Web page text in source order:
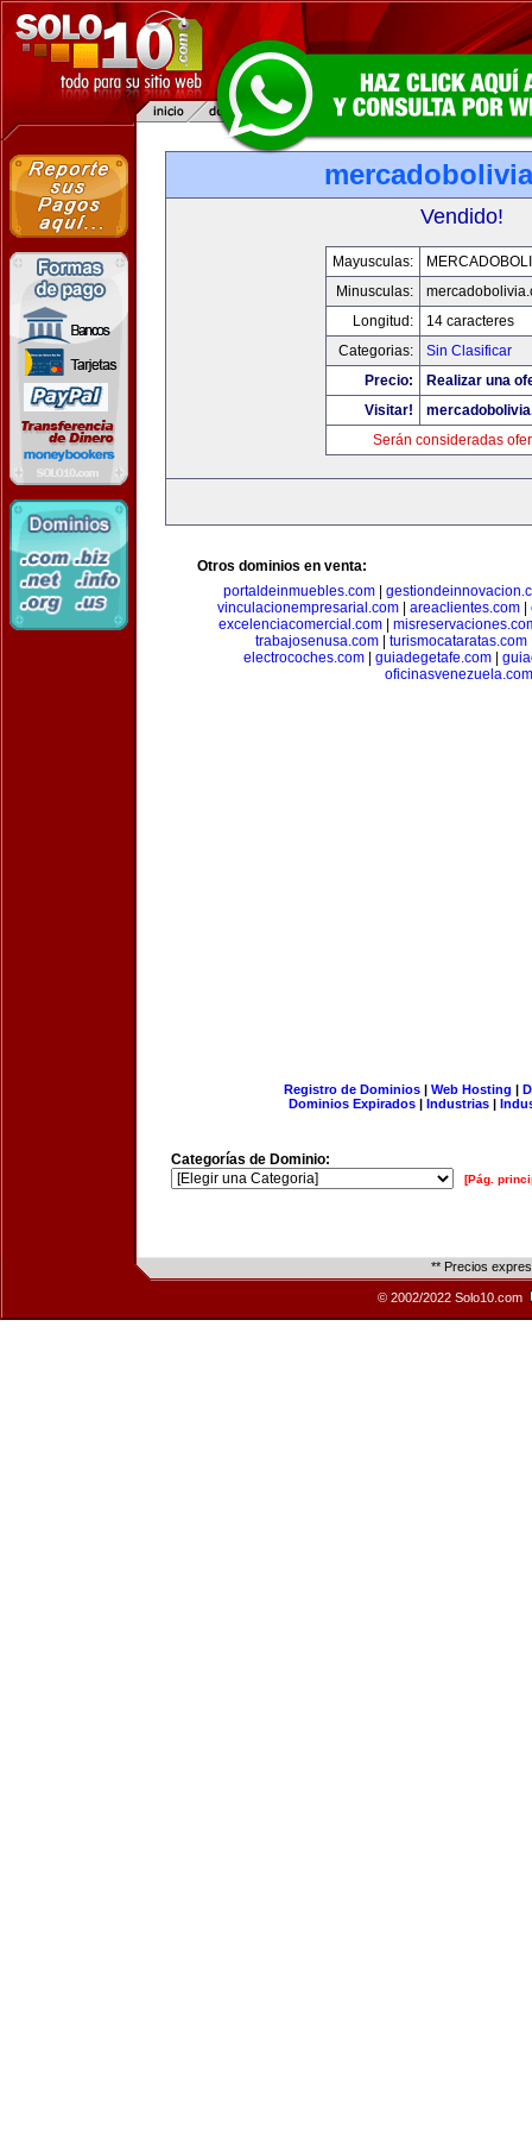
Vendido!
Mayusculas:
Minusculas:
Longitud:
14 caracteres
Categorias:
Sin Clasificar
Precio:
Realizar una
Visitar!
Serán consideradas
Otros dominios en venta:
portaldeinmuebles.com
vinculacionempresarial.com
areaclientes.com
excelenciacomercial.com|
trabajosenusa.com| turismocataratas.com
electrocoches.com
guiadegetafe.com
oficinasvenezuela.com
Registro de Dominios| Web Hosting |
Dominios Expirados | Industrias |
Categorías de Dominio:
[Pág.
** Precios
© 2002/2022 Solo10.com